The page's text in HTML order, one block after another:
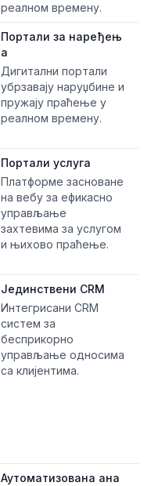
реалном времену.
Портали за наређењ
а
Дигитални портали
убрзавају наруџбине и
пружају праћење у
реалном времену.
Портали услуга
Платформе засноване
на вебу за ефикасно
управљање
захтевима за услугом
и њихово праћење.
Јединствени CRM
Интегрисани CRM
систем за
бесприкорно
управљање односима
са клијентима.
Аутоматизована ана